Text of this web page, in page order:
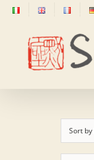
Skip
content
Sort by